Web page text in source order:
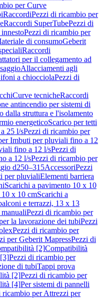
per Curve
RaccordiPezzi di ricambio per
Raccordi SuperTubePezzi di
Pezzi di ricambio per
di consumoGeberit
Raccordi
per il collegamento ad
Allacciamenti agli
a chiocciolaPezzi di
Curve tecnicheRaccordi
antincendio per sistemi di
dalla struttura e l'isolamento
energeticoScarico per tetti
25 l/sPezzi di ricambio per
Imbuti per pluviali fino a 12
fino a 12 l/sPezzi di
a 12 l/sPezzi di ricambio per
d250–315AccessoriPezzi
per pluvialiElementi barriera
Scarichi a pavimento 10 x 10
10 x 10 cmScarichi a
e terrazzi, 13 x 13
Pezzi di ricambio per
la lavorazione dei tubiPezzi
Pezzi di ricambio per
per Geberit MapressPezzi di
[2]Compatibilità
Pezzi di ricambio per
di tubiTappi prova
[2]Pezzi di ricambio per
[4]Per sistemi di pannelli
ricambio per Attrezzi per